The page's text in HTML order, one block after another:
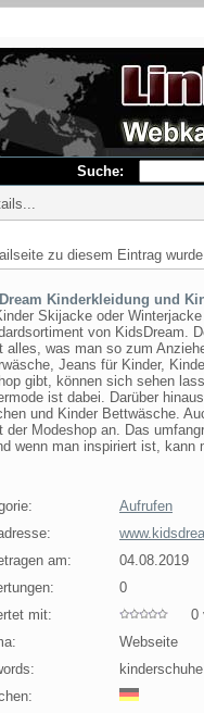
Suche:
zu diesem Eintrag
Kinderkleidung und
Skijacke oder
von KidsDream.
alles, was man so zum
Jeans für Kinder,
gibt, können sich sehen
ist dabei. Darüber
und Kinder Bettwäsche.
der Modeshop an. Das
wenn man inspiriert ist,
Aufrufen
am:
04.08.2019
0
mit:
0
Webseite